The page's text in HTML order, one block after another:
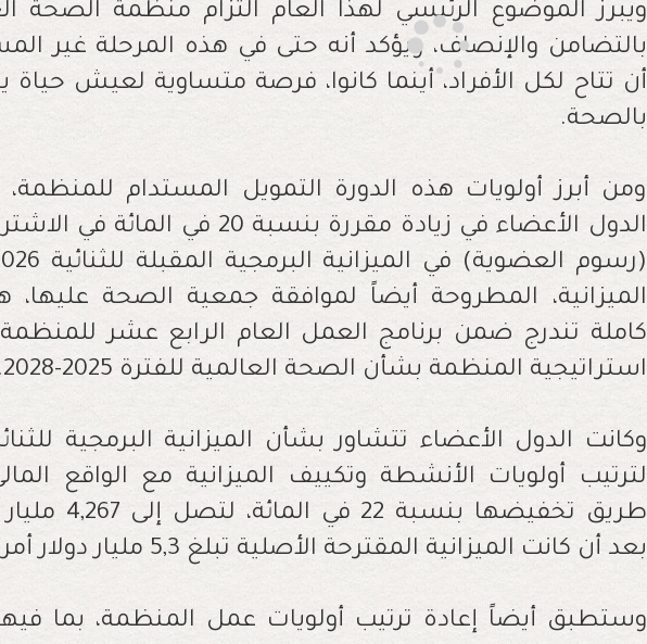
ويبرز الموضوع الرئيسي لهذا العام التزام منظمة الصحة
بالتضامن والإنصاف، ويؤكد أنه حتى في هذه المرحلة غير
أن تتاح لكل الأفراد، أينما كانوا، فرصة متساوية لعيش حياة
بالصحة.
ومن أبرز أولويات هذه الدورة التمويل المستدام
الدول الأعضاء في زيادة مقررة بنسبة 20 في
الميزانية، المطروحة أيضاً لموافقة جمعية الصحة عليها،
كاملة تندرج ضمن برنامج العمل العام الرابع عشر
استراتيجية المنظمة بشأن الصحة العالمية للفترة 2025-2028.
لترتيب أولويات الأنشطة وتكييف الميزانية مع الواقع
طريق تخفيضها
بعد أن كانت الميزانية المقترحة الأصلية تبلغ 5,3 مليار دولار أمريكي.
وستطبق أيضاً إعادة ترتيب أولويات عمل المنظمة، بما فيها